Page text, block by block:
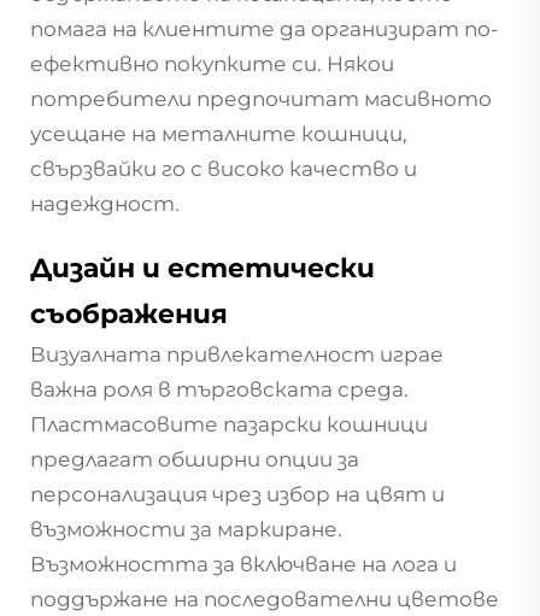
помага на клиентите да организират по-
ефективно покупките си. Някои
потребители предпочитат масивното
усещане на металните кошници,
свързвайки го с високо качество и
надеждност.
Дизайн и естетически
съображения
Визуалната привлекателност играе
важна роля в търговската среда.
Пластмасовите пазарски кошници
предлагат обширни опции за
персонализация чрез избор на цвят и
възможности за маркиране.
Възможността за включване на лога и
поддържане на последователни цветове